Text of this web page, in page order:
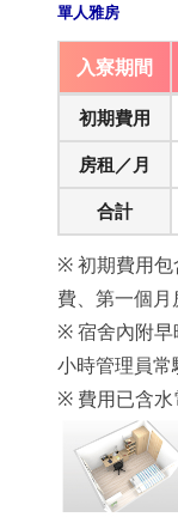
單人雅房
入寮期間
初期費用
房租／月
合計
※ 初期費用包
費、第一個月
※ 宿舍內附早
小時管理員常
※ 費用已含水